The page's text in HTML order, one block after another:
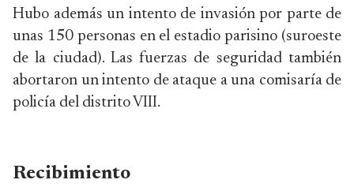
Hubo además un intento de invasión por parte de
unas 150 personas en el estadio parisino (suroeste
de la ciudad). Las fuerzas de seguridad también
abortaron un intento de ataque a una comisaría de
policía del distrito VIII.
Recibimiento